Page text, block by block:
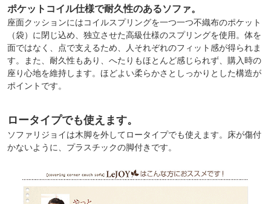
ポケットコイル仕様で耐久性のあるソファ。
座面クッションにはコイルスプリングを一つ一つ不織布のポケット
（袋）に閉じ込め、独立させた高級仕様のスプリングを使用。体を
面ではなく、点で支えるため、人それぞれのフィット感が得られま
す。また、耐久性もあり、へたりもほとんど感じられず、購入時の
座り心地を維持します。ほどよい柔らかさとしっかりとした構造が
ポイントです。
ロータイプでも使えます。
ソファリジョイは木脚を外してロータイプでも使えます。床が傷付
かないように、プラスチックの脚付きです。